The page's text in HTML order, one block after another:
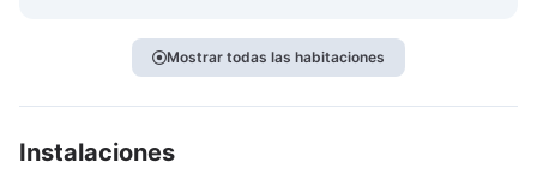
Mostrar todas las habitaciones
Instalaciones